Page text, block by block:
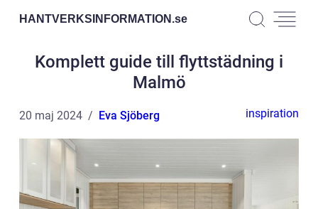
HANTVERKSINFORMATION.se
Komplett guide till flyttstädning i
Malmö
20 maj 2024 Eva Sjöberg inspiration